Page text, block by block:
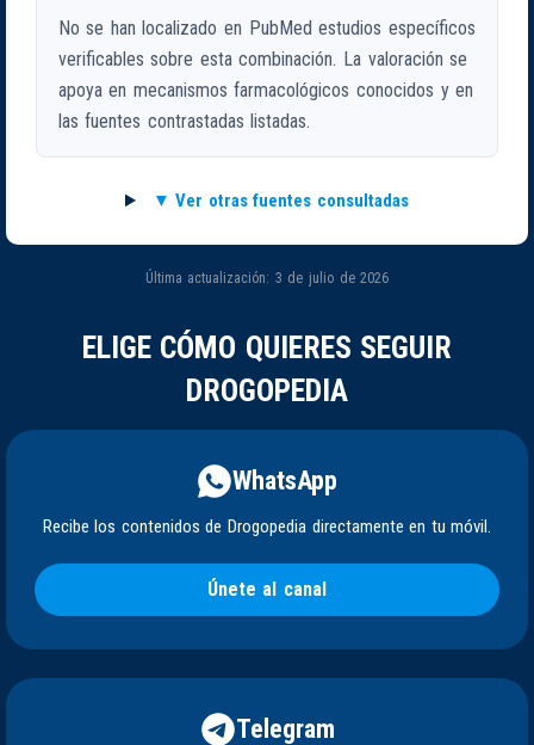
No se han localizado en PubMed estudios específicos
verificables sobre esta combinación. La valoración se
apoya en mecanismos farmacológicos conocidos y en
las fuentes contrastadas listadas.
Ver otras fuentes consultadas
Última actualización: 3 de julio de 2026
ELIGE CÓMO QUIERES SEGUIR
DROGOPEDIA
WhatsApp
Recibe los contenidos de Drogopedia directamente en tu móvil.
Únete al canal
Telegram